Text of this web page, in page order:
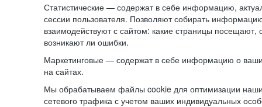
Статистические — содержат в себе информацию,
сессии пользователя. Позволяют собирать
взаимодействуют с сайтом: какие страницы посещают,
возникают ли ошибки.
Маркетинговые — содержат в себе информацию о
на сайтах.
Мы обрабатываем файлы cookie для оптимизации
сетевого трафика с учетом ваших индивидуальных